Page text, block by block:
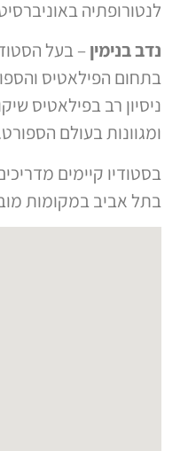
לנטורופתיה
נדב בנימין– בעל
ניסיון רב בפילאטיס
ומגוונות בעולם
בסטודיו קיימים
בתל אביב במקומות